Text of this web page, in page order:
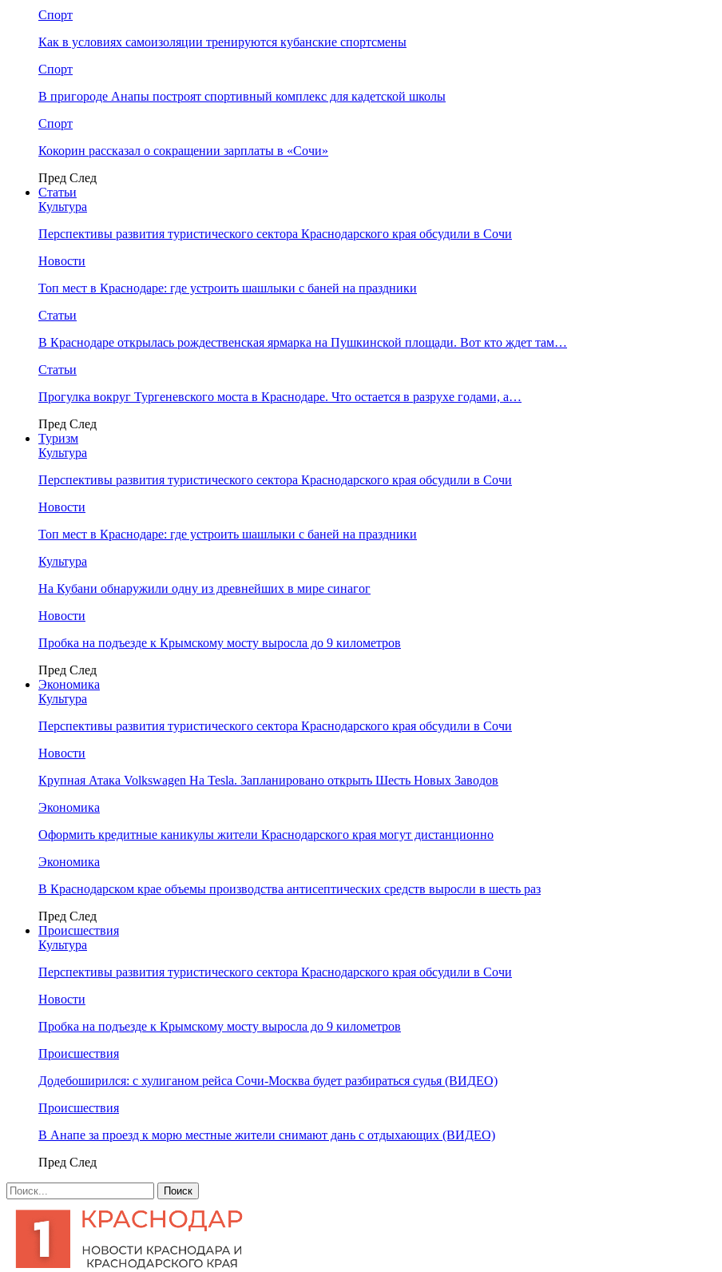
Спорт
Как в условиях самоизоляции тренируются кубанские спортсмены
Спорт
В пригороде Анапы построят спортивный комплекс для кадетской школы
Спорт
Кокорин рассказал о сокращении зарплаты в «Сочи»
Пред След
Статьи
Культура
Перспективы развития туристического сектора Краснодарского края обсудили в Сочи
Новости
Топ мест в Краснодаре: где устроить шашлыки с баней на праздники
Статьи
В Краснодаре открылась рождественская ярмарка на Пушкинской площади. Вот кто ждет там…
Статьи
Прогулка вокруг Тургеневского моста в Краснодаре. Что остается в разрухе годами, а…
Пред След
Туризм
Культура
Перспективы развития туристического сектора Краснодарского края обсудили в Сочи
Новости
Топ мест в Краснодаре: где устроить шашлыки с баней на праздники
Культура
На Кубани обнаружили одну из древнейших в мире синагог
Новости
Пробка на подъезде к Крымскому мосту выросла до 9 километров
Пред След
Экономика
Культура
Перспективы развития туристического сектора Краснодарского края обсудили в Сочи
Новости
Крупная Атака Volkswagen На Tesla. Запланировано открыть Шесть Новых Заводов
Экономика
Оформить кредитные каникулы жители Краснодарского края могут дистанционно
Экономика
В Краснодарском крае объемы производства антисептических средств выросли в шесть раз
Пред След
Происшествия
Культура
Перспективы развития туристического сектора Краснодарского края обсудили в Сочи
Новости
Пробка на подъезде к Крымскому мосту выросла до 9 километров
Происшествия
Додебоширился: с хулиганом рейса Сочи-Москва будет разбираться судья (ВИДЕО)
Происшествия
В Анапе за проезд к морю местные жители снимают дань с отдыхающих (ВИДЕО)
Пред След